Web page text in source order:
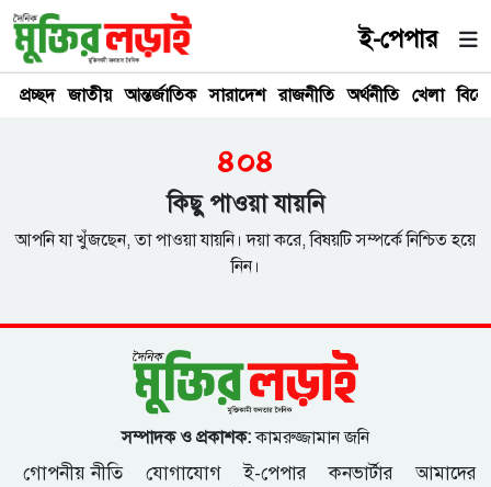
ই-পেপার
প্রচ্ছদ জাতীয় আন্তর্জাতিক সারাদেশ রাজনীতি অর্থনীতি খেলা
৪০৪
কিছু পাওয়া যায়নি
আপনি যা খুঁজছেন, তা পাওয়া যায়নি। দয়া করে, বিষয়টি সম্পর্কে নিশ্চিত হয়ে
নিন।
সম্পাদক ও প্রকাশক:কামরুজ্জামান জনি
গোপনীয় নীতি যোগাযোগ ই-পেপার কনভার্টার
আমাদের